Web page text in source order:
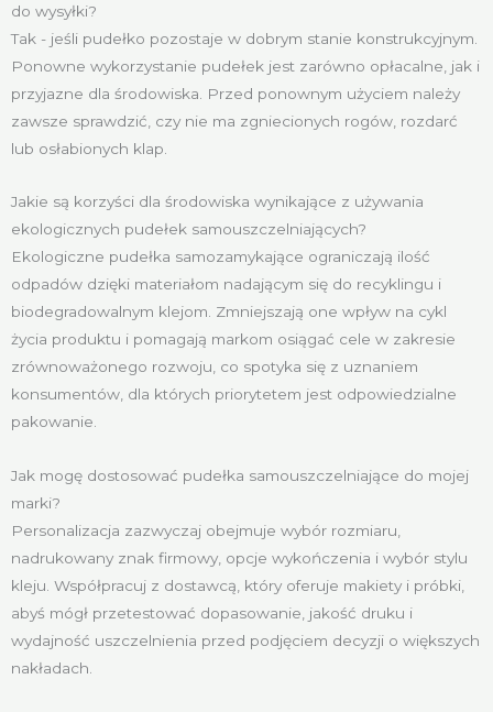
do wysyłki?
Tak - jeśli pudełko pozostaje w dobrym stanie konstrukcyjnym.
Ponowne wykorzystanie pudełek jest zarówno opłacalne, jak i
przyjazne dla środowiska. Przed ponownym użyciem należy
zawsze sprawdzić, czy nie ma zgniecionych rogów, rozdarć
lub osłabionych klap.
Jakie są korzyści dla środowiska wynikające z używania
ekologicznych pudełek samouszczelniających?
Ekologiczne pudełka samozamykające ograniczają ilość
odpadów dzięki materiałom nadającym się do recyklingu i
biodegradowalnym klejom. Zmniejszają one wpływ na cykl
życia produktu i pomagają markom osiągać cele w zakresie
zrównoważonego rozwoju, co spotyka się z uznaniem
konsumentów, dla których priorytetem jest odpowiedzialne
pakowanie.
Jak mogę dostosować pudełka samouszczelniające do mojej
marki?
Personalizacja zazwyczaj obejmuje wybór rozmiaru,
nadrukowany znak firmowy, opcje wykończenia i wybór stylu
kleju. Współpracuj z dostawcą, który oferuje makiety i próbki,
abyś mógł przetestować dopasowanie, jakość druku i
wydajność uszczelnienia przed podjęciem decyzji o większych
nakładach.